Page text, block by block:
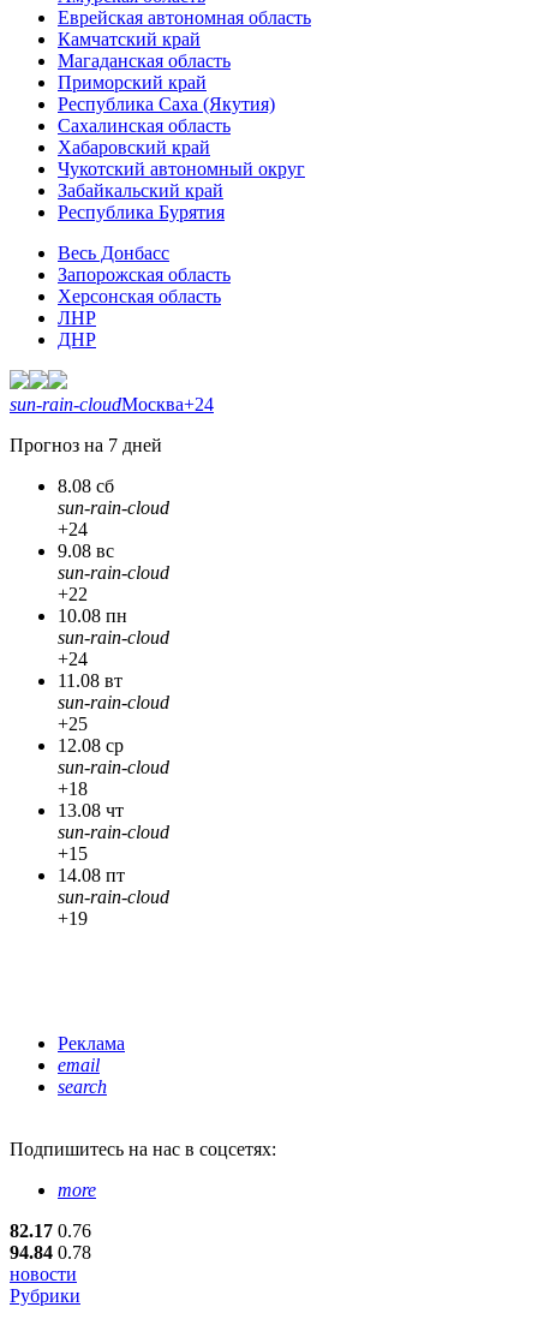
Еврейская автономная область
Камчатский край
Магаданская область
Приморский край
Республика Саха (Якутия)
Сахалинская область
Хабаровский край
Чукотский автономный округ
Забайкальский край
Республика Бурятия
Весь Донбасс
Запорожская область
Херсонская область
ЛНР
ДНР
sun-rain-cloudМосква+24
Прогноз на 7 дней
8.08 сб
sun-rain-cloud
+24
9.08 вс
sun-rain-cloud
+22
10.08 пн
sun-rain-cloud
+24
11.08 вт
sun-rain-cloud
+25
12.08 ср
sun-rain-cloud
+18
13.08 чт
sun-rain-cloud
+15
14.08 пт
sun-rain-cloud
+19
Реклама
email
search
Подпишитесь на нас в соцсетях:
more
82.17 0.76
94.84 0.78
новости
Рубрики